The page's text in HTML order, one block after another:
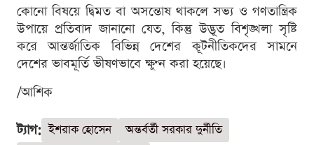
কোনো বিষয়ে দ্বিমত বা অসন্তোষ থাকলে সভ্য ও গণতান্ত্রিক
উপায়ে প্রতিবাদ জানানো যেত, কিন্তু উদ্ভূত বিশৃঙ্খলা সৃষ্টি
করে আন্তর্জাতিক বিভিন্ন দেশের কূটনীতিকদের সামনে
দেশের ভাবমূর্তি ভীষণভাবে ক্ষুণ্ন করা হয়েছে।
/আশিক
ট্যাগ: ইশরাক হোসেন
অন্তর্বর্তী সরকার দুর্নীতি